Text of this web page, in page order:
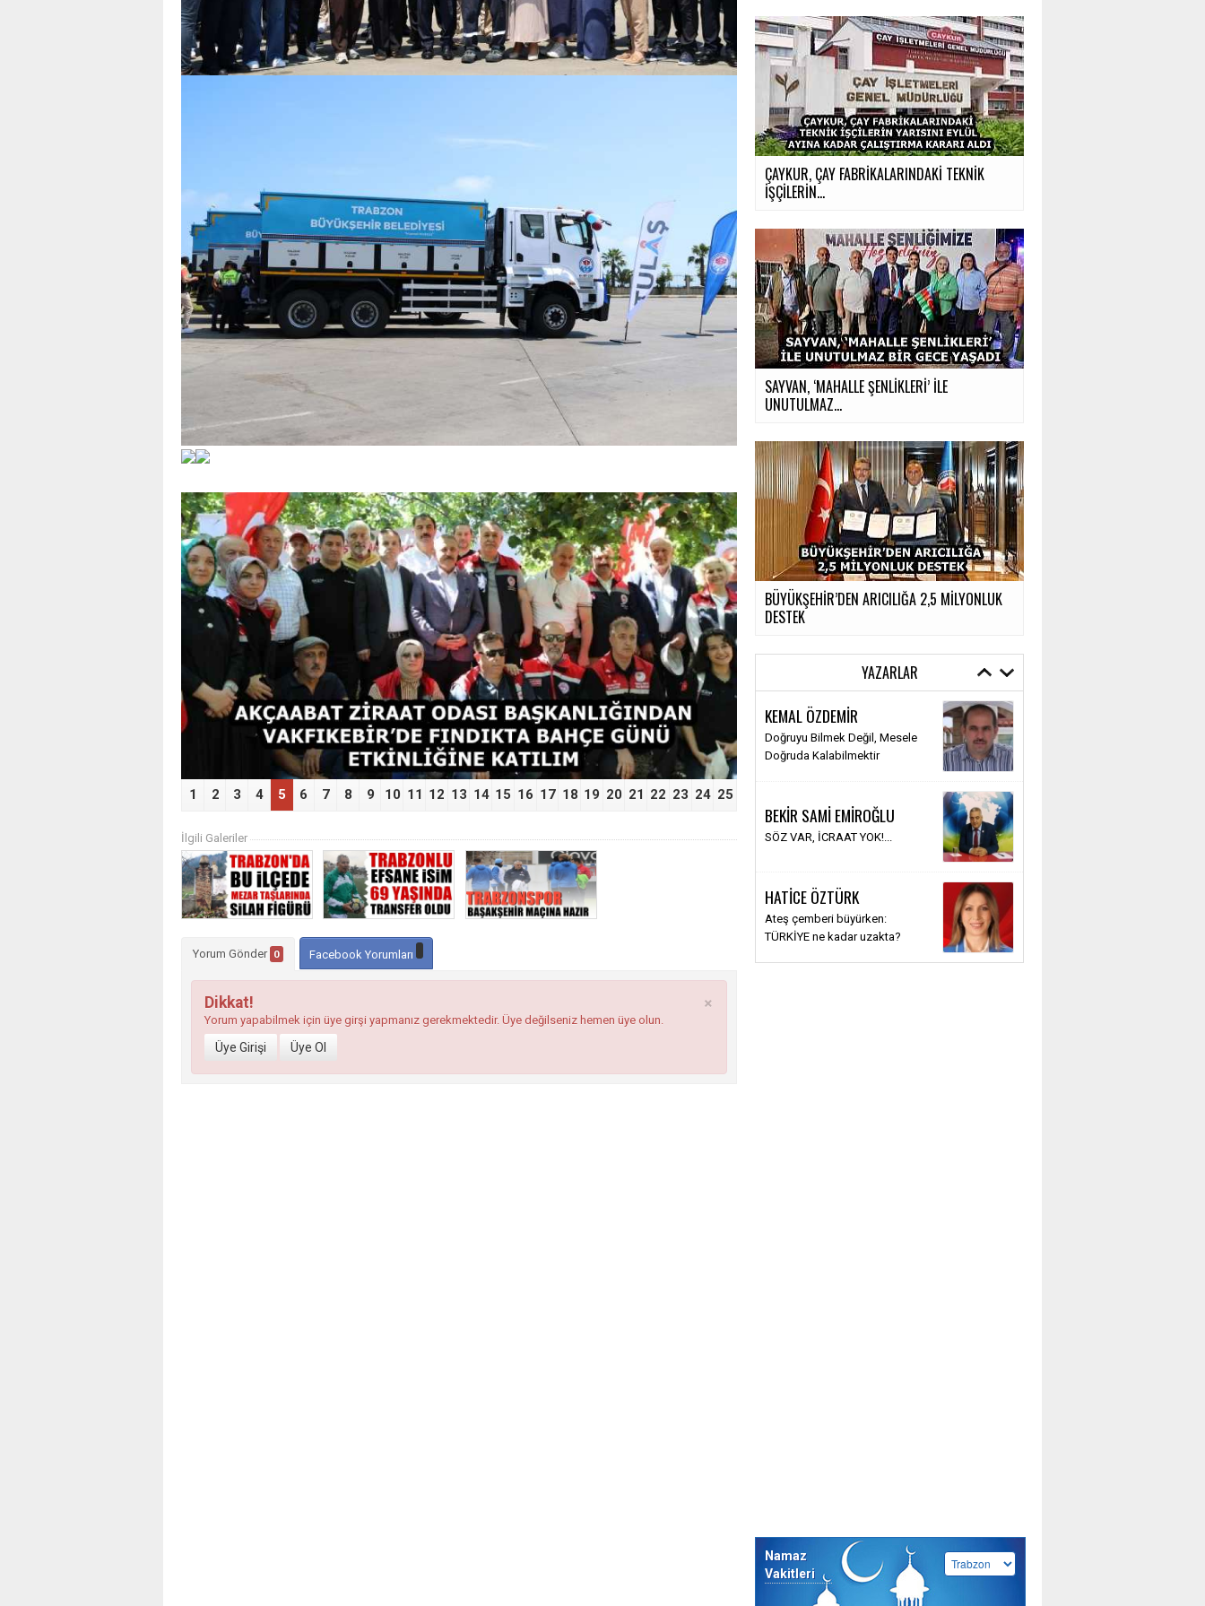
1 2 3 4 5 6 7 8 9 10 11 12 13 14 15 16 17 18 19 20 21 22 23 24 25
İlgili Galeriler
Yorum Gönder 0 Facebook Yorumları
×
Dikkat!
Yorum yapabilmek için üye girşi yapmanız gerekmektedir. Üye değilseniz hemen üye olun.
Üye Girişi Üye Ol
ÇAYKUR, ÇAY FABRİKALARINDAKİ TEKNİK
İŞÇİLERİN...
SAYVAN, ‘MAHALLE ŞENLİKLERİ’ İLE
UNUTULMAZ...
BÜYÜKŞEHİR’DEN ARICILIĞA 2,5 MİLYONLUK
DESTEK
YAZARLAR
KEMAL ÖZDEMİR
Doğruyu Bilmek Değil, Mesele
Doğruda Kalabilmektir
BEKİR SAMİ EMİROĞLU
SÖZ VAR, İCRAAT YOK!...
HATİCE ÖZTÜRK
Ateş çemberi büyürken:
TÜRKİYE ne kadar uzakta?
Namaz
Vakitleri